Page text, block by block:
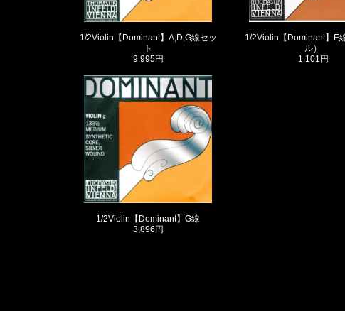
1/2Violin【Dominant】A,D,G線セッ
ト
9,995円
1/2Violin【Dominant】E
ル）
1,101円
1/2Violin【Dominant】G線
3,896円